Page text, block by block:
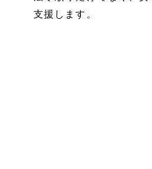
支援します。